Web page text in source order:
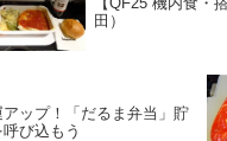
田）
アップ！「だるま弁当」貯
び込もう